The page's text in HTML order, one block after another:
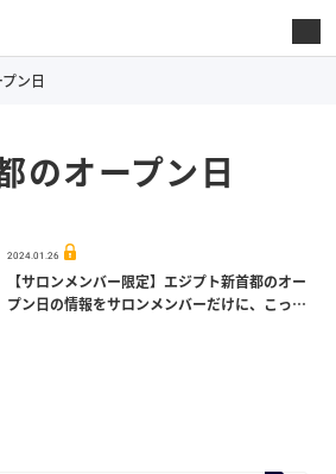
ン日
のオープン日
2024.01.26
【サロンメンバー限定】エジプト新首都のオー
プン日の情報をサロンメンバーだけに、こっそ